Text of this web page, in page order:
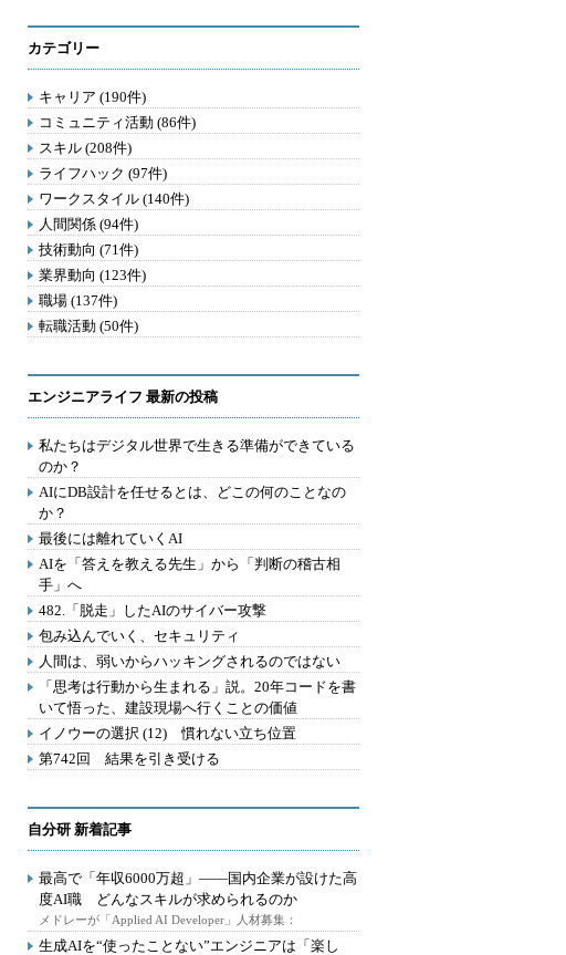
カテゴリー
キャリア (190件)
コミュニティ活動 (86件)
スキル (208件)
ライフハック (97件)
ワークスタイル (140件)
人間関係 (94件)
技術動向 (71件)
業界動向 (123件)
職場 (137件)
転職活動 (50件)
エンジニアライフ 最新の投稿
私たちはデジタル世界で生きる準備ができている
のか？
AIにDB設計を任せるとは、どこの何のことなの
か？
最後には離れていくAI
AIを「答えを教える先生」から「判断の稽古相
手」へ
482.「脱走」したAIのサイバー攻撃
包み込んでいく、セキュリティ
人間は、弱いからハッキングされるのではない
「思考は行動から生まれる」説。20年コードを書
いて悟った、建設現場へ行くことの価値
イノウーの選択 (12) 慣れない立ち位置
第742回 結果を引き受ける
自分研 新着記事
最高で「年収6000万超」――国内企業が設けた高
度AI職 どんなスキルが求められるのか
メドレーが「Applied AI Developer」人材募集：
生成AIを“使ったことない”エンジニアは「楽し